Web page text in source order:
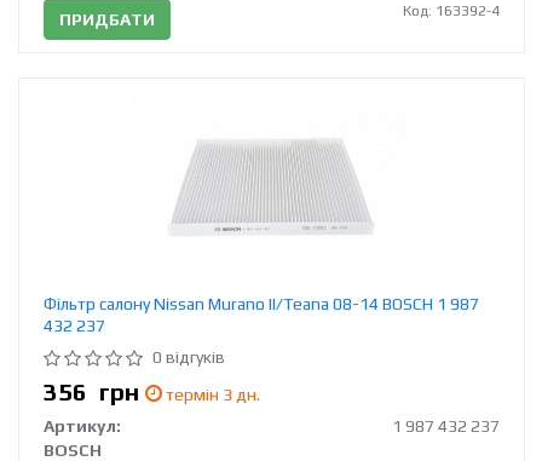
ПРИДБАТИ Код: 163392-4
Фільтр салону Nissan Murano II/Teana 08-14 BOSCH 1 987
432 237
0 відгуків
356 грн
термін 3 дн.
Артикул:
1 987 432 237
BOSCH